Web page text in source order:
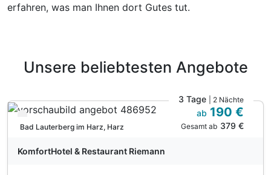
erfahren, was man Ihnen dort Gutes tut.
Unsere beliebtesten Angebote
Verfügbar bis Dezember
Bad Lauterberg im Harz, Harz
3 Tage | 2 Nächte
ab 190 €
Gesamt ab 379 €
KomfortHotel & Restaurant Riemann